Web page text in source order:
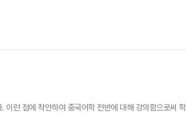
런 점에 착안하여 중국어학 전반에 대해 강의함으로써